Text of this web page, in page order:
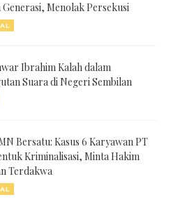
Generasi, Menolak Persekusi
Ibrahim Kalah dalam
Suara di Negeri Sembilan
Bersatu: Kasus 6 Karyawan PT
Kriminalisasi, Minta Hakim
Terdakwa